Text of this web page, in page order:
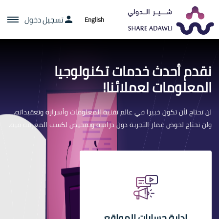
English تسجيل دخول
نقدم أحدث خدمات تكنولوجيا
المعلومات لعملائنا!
لن تحتاج لأن تكون خبيرا في عالم تقنية المعلومات وأسراره وتعقيداته.
ولن تحتاج لخوض غمار التجربة دون دراسة وتمحيص لكسب المعرفة فيه.